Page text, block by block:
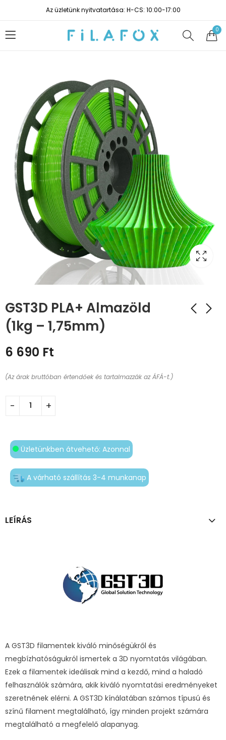
Az üzletünk nyitvatartása: H-CS: 10:00-17:00
0
GST3D PLA+ Almazöld
(1kg – 1,75mm)
6 690 Ft
(Az árak bruttóban értendőek és tartalmazzák az ÁFÁ-t.)
Üzletünkben átvehető: Azonnal
A várható szállítás 3-4 munkanap
LEÍRÁS
A GST3D filamentek kiváló minőségükről és
megbízhatóságukról ismertek a 3D nyomtatás világában.
Ezek a filamentek ideálisak mind a kezdő, mind a haladó
felhasználók számára, akik kiváló nyomtatási eredményeket
szeretnének elérni. A GST3D kínálatában számos típusú és
színű filament megtalálható, így minden projekt számára
megtalálható a megfelelő alapanyag.